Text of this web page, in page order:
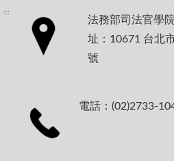
:::
法務部司法官學
址：10671 台北
號
電話：(02)2733-